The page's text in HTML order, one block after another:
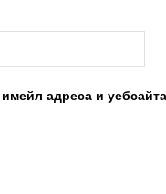
адреса и